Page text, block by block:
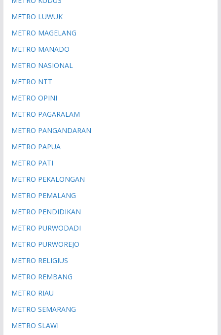
METRO LUWUK
METRO MAGELANG
METRO MANADO
METRO NASIONAL
METRO NTT
METRO OPINI
METRO PAGARALAM
METRO PANGANDARAN
METRO PAPUA
METRO PATI
METRO PEKALONGAN
METRO PEMALANG
METRO PENDIDIKAN
METRO PURWODADI
METRO PURWOREJO
METRO RELIGIUS
METRO REMBANG
METRO RIAU
METRO SEMARANG
METRO SLAWI